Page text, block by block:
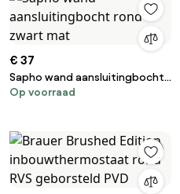
€ 37
Sapho wand aansluitingbocht
rond zwart mat
Op voorraad